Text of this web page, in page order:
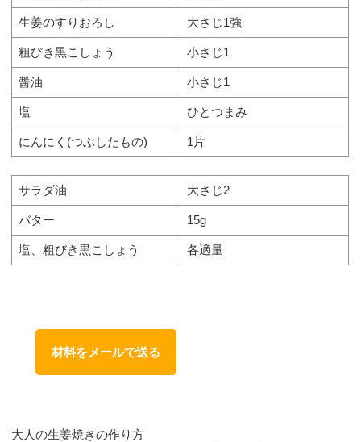
生姜のすりおろし 大さじ1強
粗びき黒こしょう 小さじ1
醤油 小さじ1
塩 ひとつまみ
にんにく(つぶしたもの) 1片
サラダ油 大さじ2
バター 15g
塩、粗びき黒こしょう 各適量
材料をメールで送る
大人の生姜焼きの作り方